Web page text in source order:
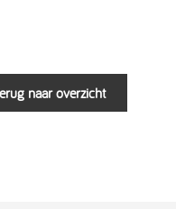
naar overzicht